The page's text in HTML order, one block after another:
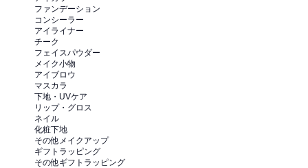
ファンデーション
コンシーラー
アイライナー
チーク
フェイスパウダー
メイク小物
アイブロウ
マスカラ
下地・UVケア
リップ・グロス
ネイル
化粧下地
その他メイクアップ
ギフトラッピング
その他ギフトラッピング